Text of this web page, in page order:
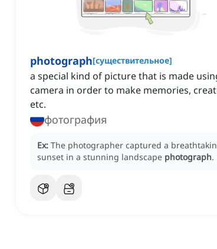
photograph[существительное]
a special kind of picture that is made
camera in order to make memories,
etc.
фотография
Ex: The photographer captured a
sunset in a stunning landscape photograph.